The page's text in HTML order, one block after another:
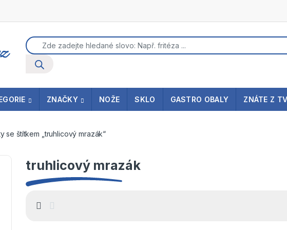
Products search
ZNAČKY NOŽE SKLO GASTRO OBALY ZNÁTE Z TV
se štítkem „truhlicový mrazák“
truhlicový mrazák